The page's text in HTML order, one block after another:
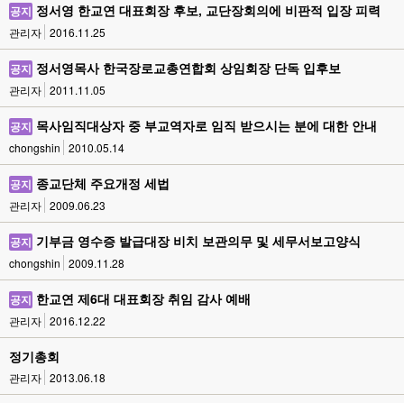
공지 정서영 한교연 대표회장 후보, 교단장회의에 비판적 입장 피력
관리자 2016.11.25
공지 정서영목사 한국장로교총연합회 상임회장 단독 입후보
관리자 2011.11.05
공지 목사임직대상자 중 부교역자로 임직 받으시는 분에 대한 안내
chongshin 2010.05.14
공지 종교단체 주요개정 세법
관리자 2009.06.23
공지 기부금 영수증 발급대장 비치 보관의무 및 세무서보고양식
chongshin 2009.11.28
공지 한교연 제6대 대표회장 취임 감사 예배
관리자 2016.12.22
정기총회
관리자 2013.06.18